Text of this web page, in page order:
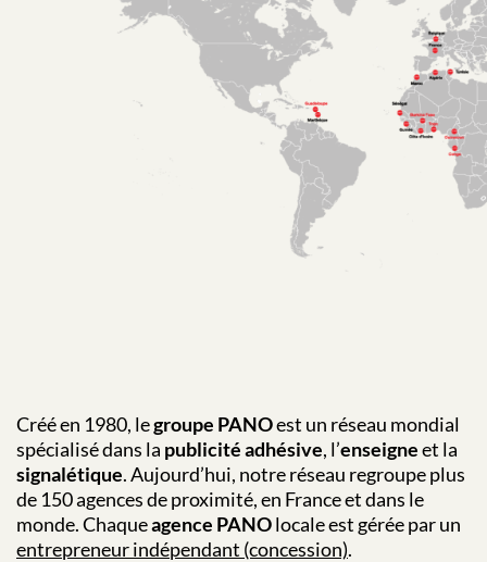
Créé en 1980, legroupe PANOest un réseau mondial
spécialisé dans la publicité adhésive, l’enseigneet la
signalétique. Aujourd’hui, notre réseau regroupe plus
de 150 agences de proximité, en France et dans le
monde. Chaqueagence PANOlocale est gérée par un
entrepreneur indépendant (concession).